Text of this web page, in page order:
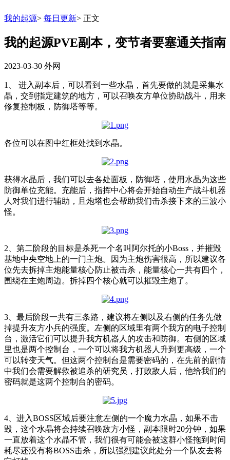
我的起源> 每日更新> 正文
我的起源PVE副本，变节者要塞通关指南
2023-03-30 外网
1、 进入副本后，可以看到一些水晶，首先要做的就是采集水
晶，交到指定建筑的地方，可以召唤友方单位协助战斗，用来
修复控制板，防御塔等等。
各位可以在图中红框处找到水晶。
获得水晶后，我们可以去各处面板，防御塔，使用水晶为这些
防御单位充能。充能后，指挥中心将会开始自动生产战斗机器
人对我们进行辅助，且炮塔也会帮助我们击杀接下来的三波小
怪。
2、第二阶段的目标是杀死一个名叫阿尔托的小Boss，并摧毁
基地中央空地上的一门主炮。因为主炮伤害很高，所以建议各
位先去拆掉主炮能量核心防止被击杀，能量核心一共有四个，
围绕在主炮周边。拆掉四个核心就可以摧毁主炮了。
3、最后阶段一共有三条路，建议将左侧以及右侧的任务先做
掉提升友方小兵的强度。左侧的区域里有两个我方的电子控制
台，激活它们可以提升我方机器人的攻击和防御。右侧的区域
里也是两个控制台，一个可以将我方机器人升到更高级，一个
可以转变天气。但这两个控制台是需要密码的，在先前的剧情
中我们会需要解救被追杀的研究员，打败敌人后，他给我们的
密码就是这两个控制台的密码。
4、进入BOSS区域后要注意左侧的一个魔力水晶，如果不击
毁，这个水晶将会持续召唤敌方小怪，副本限时20分钟，如果
一直放着这个水晶不管，我们很有可能会被这群小怪拖到时间
耗尽还没有将BOSS击杀，所以强烈建议此处分一个队友去将